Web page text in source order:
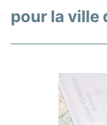
pour la ville